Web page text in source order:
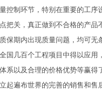
控制环节，特别在重要的工序
把关，真正做到不合格的产品
保期内出现质量问题，均可无
国几百个工程项目中得以应用
系以及合理的价格优势等赢得
起遍布世界的完善的销售和售